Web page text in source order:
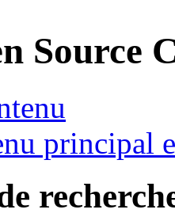
Source
principal